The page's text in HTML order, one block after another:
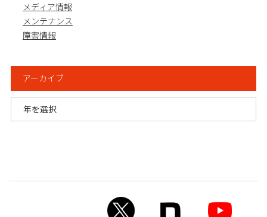
メディア情報
メンテナンス
障害情報
アーカイブ